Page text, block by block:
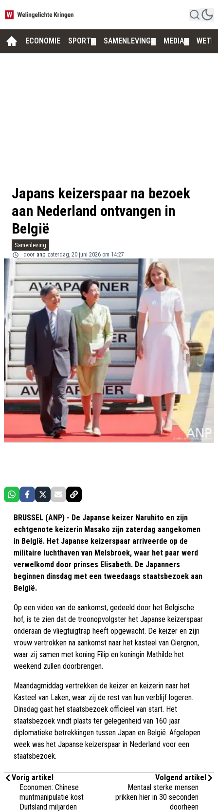
ECONOMIE SPORT SAMENLEVING MEDIA
Japans keizerspaar na bezoek
aan Nederland ontvangen in
België
Samenleving
door anp zaterdag, 20 juni 2026 om 14:27
BRUSSEL (ANP) - De Japanse keizer Naruhito en zijn
echtgenote keizerin Masako zijn zaterdag aangekomen
in België. Het Japanse keizerspaar arriveerde op de
militaire luchthaven van Melsbroek, waar het paar werd
verwelkomd door prinses Elisabeth. De Japanners
beginnen dinsdag met een tweedaags staatsbezoek aan
België.
Op een video van de aankomst, gedeeld door het Belgische
hof, is te zien dat de troonopvolgster het Japanse keizerspaar
onderaan de vliegtuigtrap heeft opgewacht. De keizer en zijn
vrouw vertrokken na aankomst naar het kasteel van Ciergnon,
waar zij samen met koning Filip en koningin Mathilde het
weekend zullen doorbrengen.
Maandagmiddag vertrekken de keizer en keizerin naar het
Kasteel van Laken, waar zij de rest van hun verblijf logeren.
Dinsdag gaat het staatsbezoek officieel van start. Het
staatsbezoek vindt plaats ter gelegenheid van 160 jaar
diplomatieke betrekkingen tussen Japan en België. Afgelopen
week was het Japanse keizerspaar in Nederland voor een
staatsbezoek.
Vorig artikel
Economen: Chinese
muntmanipulatie kost
Duitsland miljarden
Volgend artikel
Mentaal sterke mensen
prikken hier in 30 seconden
doorheen